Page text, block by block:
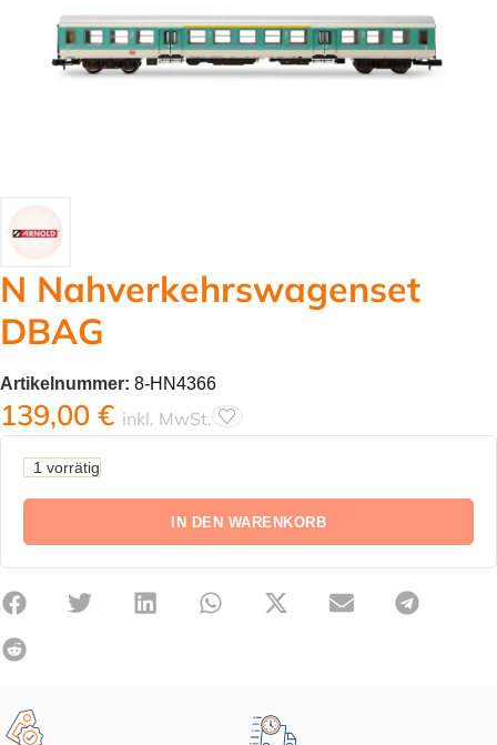
N Nahverkehrswagenset
DBAG
Artikelnummer: 8-HN4366
139,00 € inkl. MwSt.
1 vorrätig
IN DEN WARENKORB